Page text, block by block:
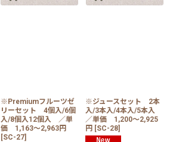
※Premiumフルーツゼ
リーセット 4個入/6個
入/8個入12個入 ／単
価 1,163〜2,963円
[SC-27]
※ジュースセット 2本
入/3本入/4本入/5本入
／単価 1,200〜2,925
円 [SC-28]